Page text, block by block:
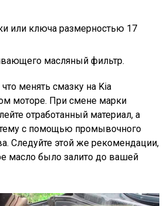
или ключа размерностью 17
масляный фильтр.
менять смазку на Kia
моторе. При смене марки
отработанный материал, а
с помощью промывочного
Следуйте этой же рекомендации,
масло было залито до вашей